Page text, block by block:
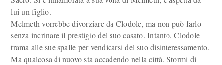
lui un figlio.
Melmeth vorrebbe divorziare da Clodole, ma non può farlo
senza incrinare il prestigio del suo casato. Intanto, Clodole
trama alle sue spalle per vendicarsi del suo disinteressamento.
Ma qualcosa di nuovo sta accadendo nella città. Stormi di